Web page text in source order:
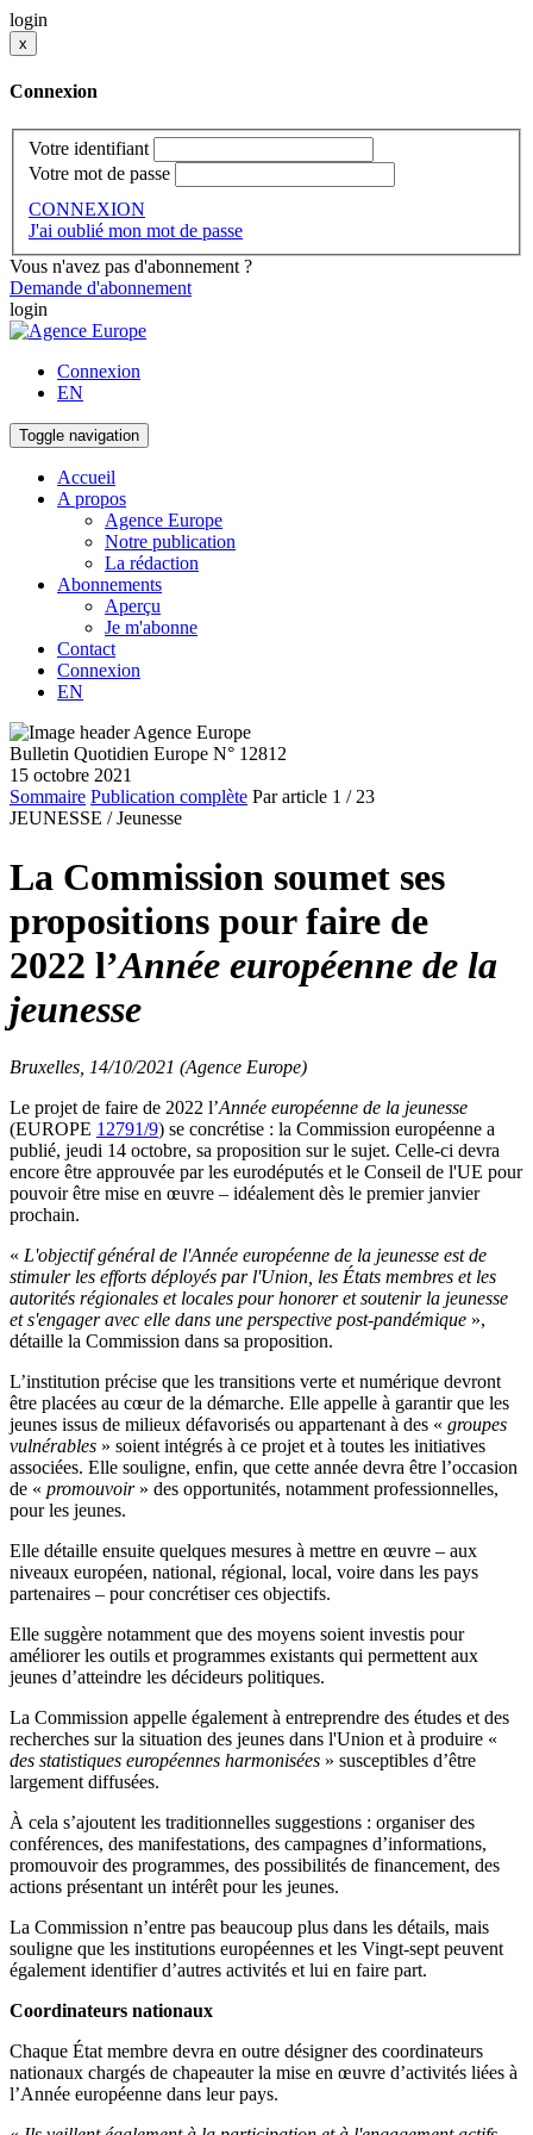
login
x
Connexion
Votre identifiant
Votre mot de passe
CONNEXION
J'ai oublié mon mot de passe
Vous n'avez pas d'abonnement ?
Demande d'abonnement
login
Connexion
EN
Toggle navigation
Accueil
A propos
Agence Europe
Notre publication
La rédaction
Abonnements
Aperçu
Je m'abonne
Contact
Connexion
EN
Bulletin Quotidien Europe N° 12812
15 octobre 2021
Sommaire Publication complète Par article 1 / 23
JEUNESSE / Jeunesse
La Commission soumet ses
propositions pour faire de
2022 l’Année européenne de la
jeunesse
Bruxelles, 14/10/2021 (Agence Europe)
Le projet de faire de 2022 l’Année européenne de la jeunesse
(EUROPE 12791/9) se concrétise : la Commission européenne a
publié, jeudi 14 octobre, sa proposition sur le sujet. Celle-ci devra
encore être approuvée par les eurodéputés et le Conseil de l'UE pour
pouvoir être mise en œuvre – idéalement dès le premier janvier
prochain.
« L'objectif général de l'Année européenne de la jeunesse est de
stimuler les efforts déployés par l'Union, les États membres et les
autorités régionales et locales pour honorer et soutenir la jeunesse
et s'engager avec elle dans une perspective post-pandémique »,
détaille la Commission dans sa proposition.
L’institution précise que les transitions verte et numérique devront
être placées au cœur de la démarche. Elle appelle à garantir que les
jeunes issus de milieux défavorisés ou appartenant à des « groupes
vulnérables » soient intégrés à ce projet et à toutes les initiatives
associées. Elle souligne, enfin, que cette année devra être l’occasion
de « promouvoir» des opportunités, notamment professionnelles,
pour les jeunes.
Elle détaille ensuite quelques mesures à mettre en œuvre – aux
niveaux européen, national, régional, local, voire dans les pays
partenaires – pour concrétiser ces objectifs.
Elle suggère notamment que des moyens soient investis pour
améliorer les outils et programmes existants qui permettent aux
jeunes d’atteindre les décideurs politiques.
La Commission appelle également à entreprendre des études et des
recherches sur la situation des jeunes dans l'Union et à produire «
des statistiques européennes harmonisées » susceptibles d’être
largement diffusées.
À cela s’ajoutent les traditionnelles suggestions : organiser des
conférences, des manifestations, des campagnes d’informations,
promouvoir des programmes, des possibilités de financement, des
actions présentant un intérêt pour les jeunes.
La Commission n’entre pas beaucoup plus dans les détails, mais
souligne que les institutions européennes et les Vingt-sept peuvent
également identifier d’autres activités et lui en faire part.
Coordinateurs nationaux
Chaque État membre devra en outre désigner des coordinateurs
nationaux chargés de chapeauter la mise en œuvre d’activités liées à
l’Année européenne dans leur pays.